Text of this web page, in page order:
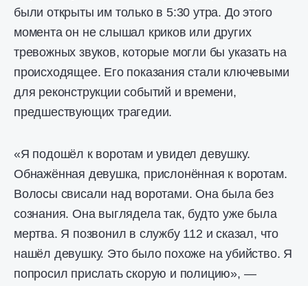
были открыты им только в 5:30 утра. До этого
момента он не слышал криков или других
тревожных звуков, которые могли бы указать на
происходящее. Его показания стали ключевыми
для реконструкции событий и времени,
предшествующих трагедии.
«Я подошёл к воротам и увидел девушку.
Обнажённая девушка, прислонённая к воротам.
Волосы свисали над воротами. Она была без
сознания. Она выглядела так, будто уже была
мертва. Я позвонил в службу 112 и сказал, что
нашёл девушку. Это было похоже на убийство. Я
попросил прислать скорую и полицию», —